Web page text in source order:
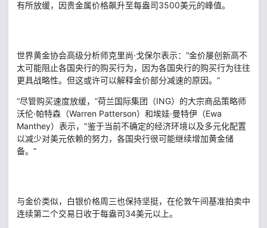
有所放缓，因贵金属价格飙升至每盎司3500美元的峰值。
世界黄金协会高级分析师克里尚·戈保尔表示：“金价屡创新高不
太可能阻止各国央行的购买行为，因为各国央行的购买行为往往
更具战略性。但这或许可以解释金价部分减速的原因。”
“尽管购买速度放缓，”荷兰国际集团（ING）的大宗商品策略师
沃伦·帕特森（Warren Patterson）和埃娃·曼特伊（Ewa
Manthey）表示，"鉴于当前不确定的经济环境以及多元化配置
以减少对美元依赖的努力，各国央行很可能继续增加黄金储
备。”
与金价类似，白银价格周三也保持坚挺，在伦敦午间基准拍卖中
连续第二个交易日收于每盎司34美元以上。